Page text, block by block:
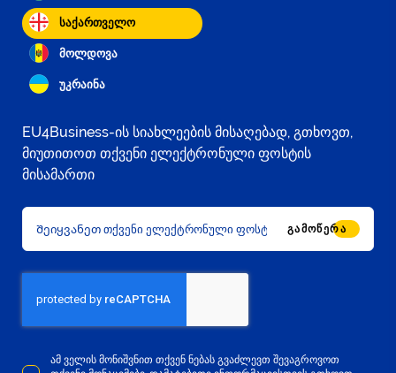
საქართველო
მოლდოვა
უკრაინა
EU4Business-ის სიახლეების მისაღებად, გთხოვთ,
მიუთითოთ თქვენი ელექტრონული ფოსტის
მისამართი
ᲒᲐᲛᲝᲬᲔᲠᲐ
ამ ველის მონიშვნით თქვენ ნებას გვაძლევთ შევაგროვოთ